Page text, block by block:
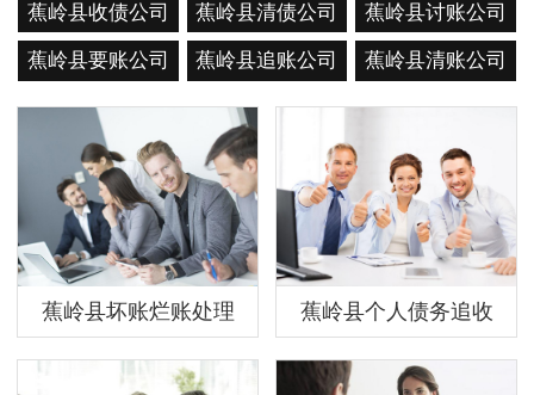
蕉岭县收债公司 蕉岭县清债公司 蕉岭县讨账公司
蕉岭县要账公司 蕉岭县追账公司 蕉岭县清账公司
蕉岭县坏账烂账处理 蕉岭县个人债务追收